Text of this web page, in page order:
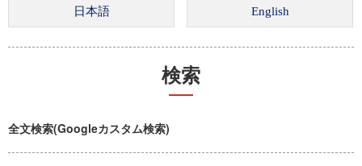
検索
全文検索(Googleカスタム検索)